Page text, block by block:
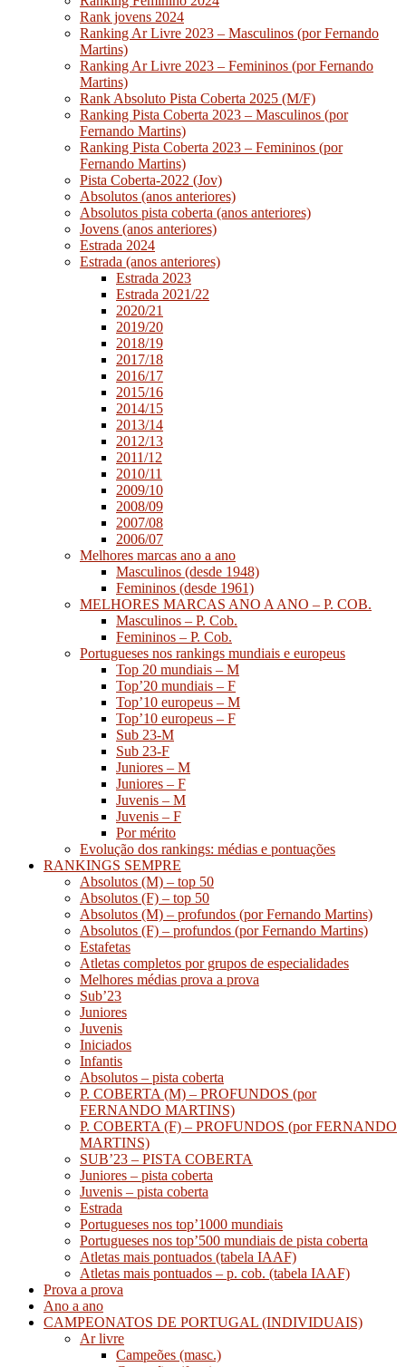
Rank jovens 2024
Ranking Ar Livre 2023 – Masculinos (por Fernando
Martins)
Ranking Ar Livre 2023 – Femininos (por Fernando
Martins)
Rank Absoluto Pista Coberta 2025 (M/F)
Ranking Pista Coberta 2023 – Masculinos (por
Fernando Martins)
Ranking Pista Coberta 2023 – Femininos (por
Fernando Martins)
Pista Coberta-2022 (Jov)
Absolutos (anos anteriores)
Absolutos pista coberta (anos anteriores)
Jovens (anos anteriores)
Estrada 2024
Estrada (anos anteriores)
Estrada 2023
Estrada 2021/22
2020/21
2019/20
2018/19
2017/18
2016/17
2015/16
2014/15
2013/14
2012/13
2011/12
2010/11
2009/10
2008/09
2007/08
2006/07
Melhores marcas ano a ano
Masculinos (desde 1948)
Femininos (desde 1961)
MELHORES MARCAS ANO A ANO – P. COB.
Masculinos – P. Cob.
Femininos – P. Cob.
Portugueses nos rankings mundiais e europeus
Top 20 mundiais – M
Top’20 mundiais – F
Top’10 europeus – M
Top’10 europeus – F
Sub 23-M
Sub 23-F
Juniores – M
Juniores – F
Juvenis – M
Juvenis – F
Por mérito
Evolução dos rankings: médias e pontuações
RANKINGS SEMPRE
Absolutos (M) – top 50
Absolutos (F) – top 50
Absolutos (M) – profundos (por Fernando Martins)
Absolutos (F) – profundos (por Fernando Martins)
Estafetas
Atletas completos por grupos de especialidades
Melhores médias prova a prova
Sub’23
Juniores
Juvenis
Iniciados
Infantis
Absolutos – pista coberta
P. COBERTA (M) – PROFUNDOS (por
FERNANDO MARTINS)
P. COBERTA (F) – PROFUNDOS (por FERNANDO
MARTINS)
SUB’23 – PISTA COBERTA
Juniores – pista coberta
Juvenis – pista coberta
Estrada
Portugueses nos top’1000 mundiais
Portugueses nos top’500 mundiais de pista coberta
Atletas mais pontuados (tabela IAAF)
Atletas mais pontuados – p. cob. (tabela IAAF)
Prova a prova
Ano a ano
CAMPEONATOS DE PORTUGAL (INDIVIDUAIS)
Ar livre
Campeões (masc.)